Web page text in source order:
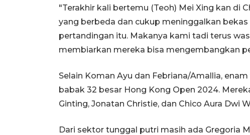
"Terakhir kali bertemu (Teoh) Mei Xing kan di
yang berbeda dan cukup meninggalkan
pertandingan itu. Makanya kami tadi terus
membiarkan mereka bisa mengembangkan
Selain Koman Ayu dan Febriana/Amallia,
babak 32 besar Hong Kong Open 2024.
Ginting, Jonatan Christie, dan Chico Aura Dwi
Dari sektor tunggal putri masih ada Gregoria